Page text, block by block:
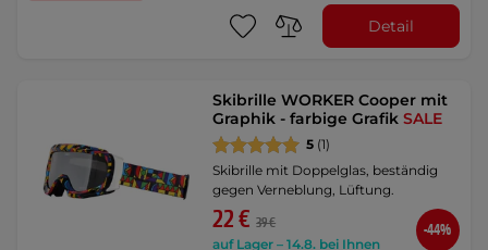
Detail
Skibrille WORKER Cooper mit
Graphik - farbige GrafikSALE
5 (1)
Skibrille mit Doppelglas, beständig
gegen Verneblung, Lüftung.
22 € 39 €
auf Lager – 14.8. bei Ihnen
-44%